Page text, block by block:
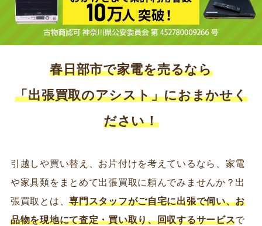
春日部市で家電を売るなら
「出張買取のアシスト」におまかせく
ださい！
引越しや買い替え、お片付けを考えているなら、家電
や家具類をまとめて出張買取に頼んでみませんか？出
張買取とは、専門スタッフがご自宅に出張で伺い、お
品物を現地にて査定・買い取り、回収するサービスで